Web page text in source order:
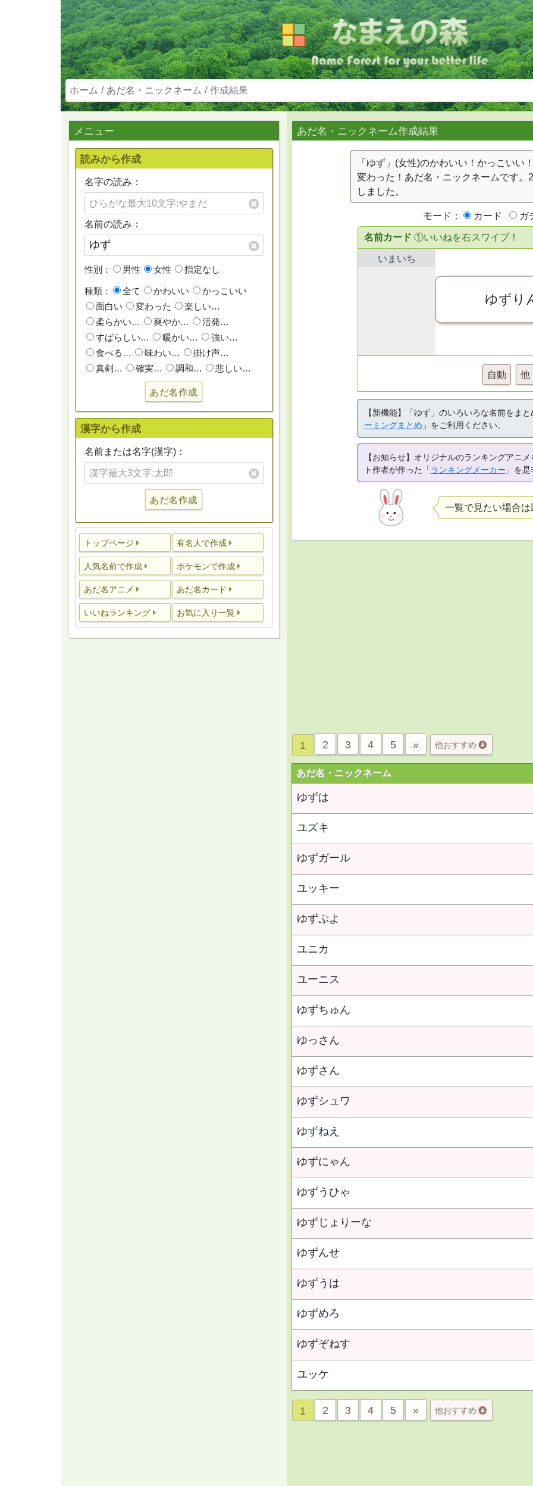
ホーム あだ名・ニックネーム 作成結果
メニュー
読みから作成
名字の読み：
名前の読み：
性別： 男性 女性 指定なし
種類： 全て かわいい
かっこいい
面白い
変わった
楽しい…
柔らかい…
爽やか…
活発…
すばらしい…
暖かい…
強い…
食べる…
味わい…
掛け声…
真剣…
確実… 調和… 悲しい…
あだ名作成
漢字から作成
名前または名字(漢字)：
あだ名作成
トップページ 有名人で作成
人気名前で作成 ポケモンで作成
あだ名アニメ あだ名カード
いいねランキング お気に入り一覧
あだ名・ニックネーム作成結果
「ゆず」(女性)のかわいい！かっこいい
変わった！あだ名・ニックネームです。
しました。
モード： カード ガ
名前カード ①いいねを右スワイプ！
いまいち
ゆずり
自動 他
【新機能】「ゆず」のいろいろな名前をま
ーミングまとめ 」をご利用ください。
【お知らせ】オリジナルのランキングアニ
ト作者が作った「ランキングメーカー 」を
一覧で見たい場合は
1 2 3 4 5 » 他おすすめ
あだ名・ニックネーム
ゆずは
ユズキ
ゆずガール
ユッキー
ゆずぷよ
ユニカ
ユーニス
ゆずちゅん
ゆっさん
ゆずさん
ゆずシュワ
ゆずねえ
ゆずにゃん
ゆずうひゃ
ゆずじょりーな
ゆずんせ
ゆずうは
ゆずめろ
ゆずぞねす
ユッケ
1 2 3 4 5 » 他おすすめ